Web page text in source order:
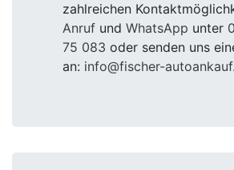
zahlreichen
Anruf und WhatsApp unter
75 083 oder senden uns
an: info@fischer-